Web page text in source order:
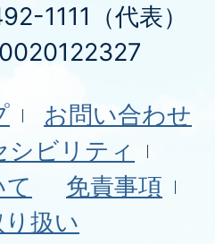
1111（代表）
お問い合わせ
シビリティ
免責事項
扱い